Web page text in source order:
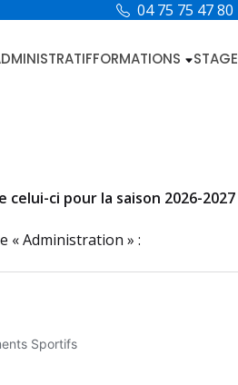
04 75 75 47 80
FORMATIONS STAGE
ci pour la saison 2026-2027
« Administration » :